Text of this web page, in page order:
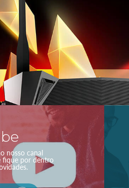
nosso canal
fique por dentro